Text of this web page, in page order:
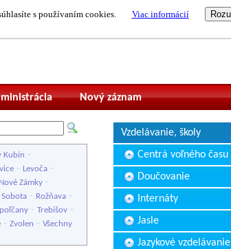
s používaním cookies. Viac informácií
Nový záznam
Kubín -
- Levoča -
Nové Zámky -
Sobota - Rožňava -
- Trebišov -
- Zvolen - Všechny
Vzdelávanie, školy
Centrá voľného času
Doučovanie
Internáty
Jasle
Jazykové vzdelávanie